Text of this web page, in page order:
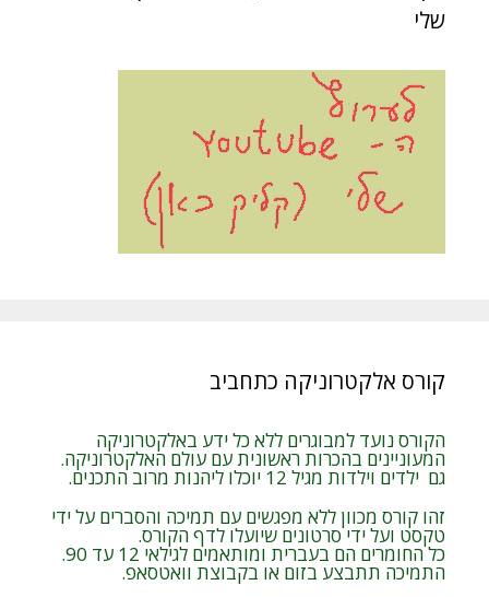
שלי
קורס אלקטרוניקה כתחביב
הקורס נועד למבוגרים ללא כל ידע באלקטרוניקה
המעוניינים בהכרות ראשונית עם עולם האלקטרוניקה.
גם ילדים וילדות מגיל 12 יוכלו ליהנות מרוב התכנים.
זהו קורס מכוון ללא מפגשים עם תמיכה והסברים על ידי
טקסט ועל ידי סרטונים שיועלו לדף הקורס.
כל החומרים הם בעברית ומותאמים לגילאי 12 עד 90.
התמיכה תתבצע בזום או בקבוצת וואטסאפ.